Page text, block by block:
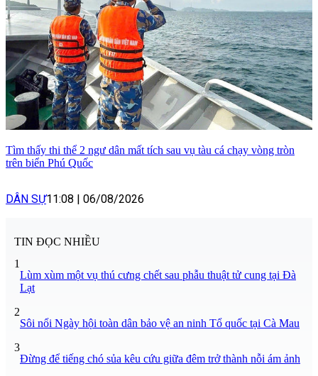
Tìm thấy thi thể 2 ngư dân mất tích sau vụ tàu cá chạy vòng tròn
trên biển Phú Quốc
DÂN SỰ11:08 | 06/08/2026
TIN ĐỌC NHIỀU
1
Lùm xùm một vụ thú cưng chết sau phẫu thuật tử cung tại Đà
Lạt
2
Sôi nổi Ngày hội toàn dân bảo vệ an ninh Tổ quốc tại Cà Mau
3
Đừng để tiếng chó sủa kêu cứu giữa đêm trở thành nỗi ám ảnh